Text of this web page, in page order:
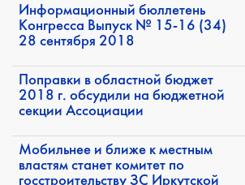
Информационный бюллетень
Конгресса Выпуск № 15-16 (34)
28 сентября 2018
Поправки в областной бюджет
2018 г. обсудили на бюджетной
секции Ассоциации
Мобильнее и ближе к местным
властям станет комитет по
госстроительству ЗС Иркутской